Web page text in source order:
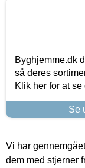
Byghjemme.dk
så deres
Klik her for at
Se
Vi har
dem med stjerner